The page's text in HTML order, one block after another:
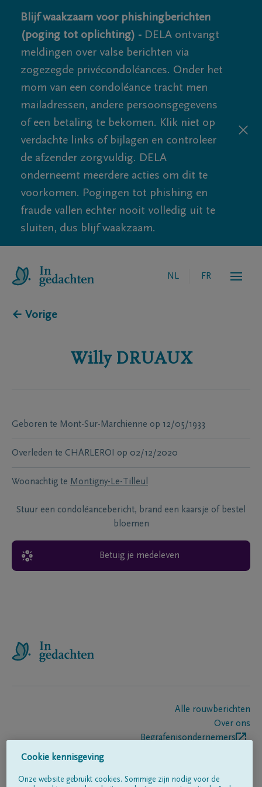
Blijf waakzaam voor phishingberichten
(poging tot oplichting) - DELA ontvangt
meldingen over valse berichten via
zogezegde privécondoléances. Onder het
mom van een condoléance tracht men
mailadressen, andere persoonsgegevens
of een betaling te bekomen. Klik niet op
verdachte links of bijlagen en controleer
de afzender zorgvuldig. DELA
onderneemt meerdere acties om dit te
voorkomen. Pogingen tot phishing en
fraude vallen echter nooit volledig uit te
sluiten, dus blijf waakzaam.
NL FR
← Vorige
Willy DRUAUX
Geboren te Mont-Sur-Marchienne op 12/05/1933
Overleden te CHARLEROI op 02/12/2020
Woonachtig te Montigny-Le-Tilleul
Stuur een condoléancebericht, brand een kaarsje of bestel
bloemen
Betuig je medeleven
Alle rouwberichten
Over ons
Begrafenisondernemers
Cookie kennisgeving
Onze website gebruikt cookies. Sommige zijn nodig voor de